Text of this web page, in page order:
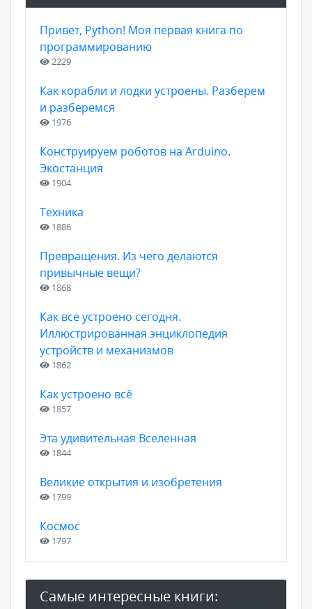
Привет, Python! Моя первая книга по
программированию
2229
Как корабли и лодки устроены. Разберем
и разберемся
1976
Конструируем роботов на Arduino.
Экостанция
1904
Техника
1886
Превращения. Из чего делаются
привычные вещи?
1868
Как все устроено сегодня.
Иллюстрированная энциклопедия
устройств и механизмов
1862
Как устроено всё
1857
Эта удивительная Вселенная
1844
Великие открытия и изобретения
1799
Космос
1797
Самые интересные книги: